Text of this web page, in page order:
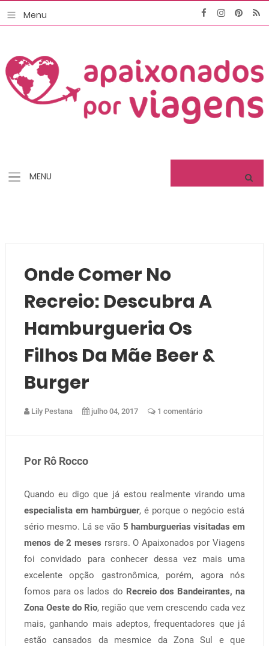
Onde Comer No
Recreio: Descubra A
Hamburgueria Os
Filhos Da Mãe Beer &
Burger
Lily Pestana julho 04, 2017 1 comentário
Por Rô Rocco
Quando eu digo que já estou realmente virando uma
especialista em hambúrguer, é porque o negócio está
sério mesmo. Lá se vão 5 hamburguerias visitadas em
menos de 2 meses rsrsrs. O Apaixonados por Viagens
foi convidado para conhecer dessa vez mais uma
excelente opção gastronômica, porém, agora nós
fomos para os lados do Recreio dos Bandeirantes, na
Zona Oeste do Rio, região que vem crescendo cada vez
mais, ganhando mais adeptos, frequentadores que já
estão cansados da mesmice da Zona Sul e que